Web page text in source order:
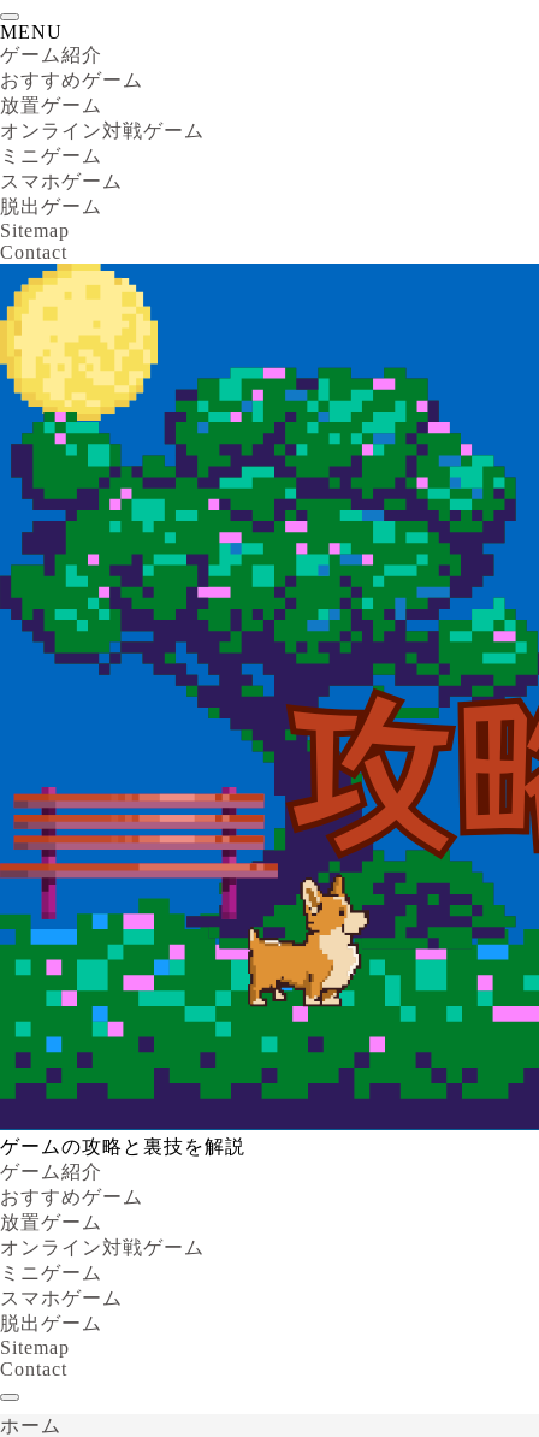
MENU
ゲーム紹介
おすすめゲーム
放置ゲーム
オンライン対戦ゲーム
ミニゲーム
スマホゲーム
脱出ゲーム
Sitemap
Contact
ゲームの攻略と裏技を解説
ゲーム紹介
おすすめゲーム
放置ゲーム
オンライン対戦ゲーム
ミニゲーム
スマホゲーム
脱出ゲーム
Sitemap
Contact
ホーム